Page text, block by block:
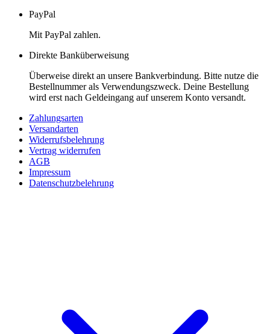
PayPal
Mit PayPal zahlen.
Direkte Banküberweisung
Überweise direkt an unsere Bankverbindung. Bitte nutze die
Bestellnummer als Verwendungszweck. Deine Bestellung
wird erst nach Geldeingang auf unserem Konto versandt.
Zahlungsarten
Versandarten
Widerrufsbelehrung
Vertrag widerrufen
AGB
Impressum
Datenschutzbelehrung